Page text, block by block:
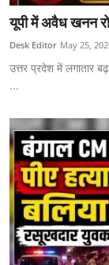
यूपी में अवैध खनन
Desk Editor May 25,
उत्तर प्रदेश में लगातार
...